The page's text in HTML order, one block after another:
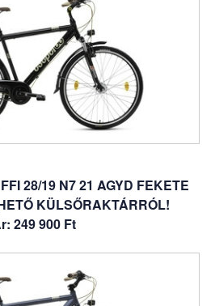
28/19 N7 21 AGYD FEKETE
KÜLSŐRAKTÁRRÓL!
249 900 Ft